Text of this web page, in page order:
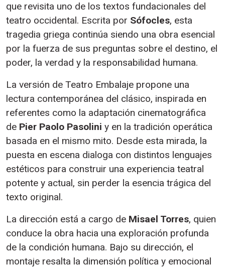
que revisita uno de los textos fundacionales del
teatro occidental. Escrita por Sófocles, esta
tragedia griega continúa siendo una obra esencial
por la fuerza de sus preguntas sobre el destino, el
poder, la verdad y la responsabilidad humana.
La versión de Teatro Embalaje propone una
lectura contemporánea del clásico, inspirada en
referentes como la adaptación cinematográfica
de Pier Paolo Pasolini y en la tradición operática
basada en el mismo mito. Desde esta mirada, la
puesta en escena dialoga con distintos lenguajes
estéticos para construir una experiencia teatral
potente y actual, sin perder la esencia trágica del
texto original.
La dirección está a cargo de Misael Torres, quien
conduce la obra hacia una exploración profunda
de la condición humana. Bajo su dirección, el
montaje resalta la dimensión política y emocional